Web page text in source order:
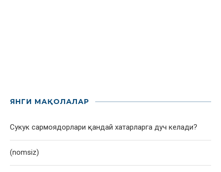
ЯНГИ МАҚОЛАЛАР
Сукук сармоядорлари қандай хатарларга дуч келади?
(nomsiz)